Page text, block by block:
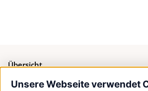
Unsere Webseite verwendet
Übersicht
Bürgerservice